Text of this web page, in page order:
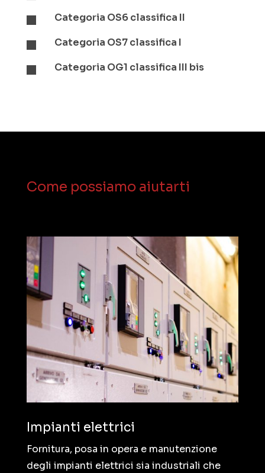
Categoria OS6 classifica II
Categoria OS7 classifica I
Categoria OG1 classifica III bis
Come possiamo aiutarti
Impianti elettrici
Fornitura, posa in opera e manutenzione
degli impianti elettrici sia industriali che